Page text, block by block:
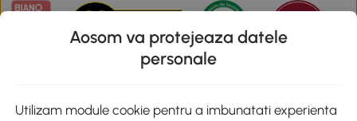
Descarca aplicatia Aosom
Aosom va protejeaza datele
personale
Utilizam module cookie pentru a imbunatati experienta